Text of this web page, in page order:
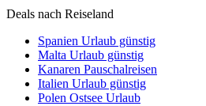
Deals nach Reiseland
Spanien Urlaub günstig
Malta Urlaub günstig
Kanaren Pauschalreisen
Italien Urlaub günstig
Polen Ostsee Urlaub